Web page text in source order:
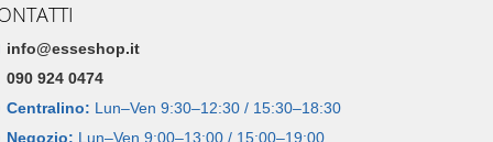
info@esseshop.it
090 924 0474
Centralino: Lun–Ven 9:30–12:30 / 15:30–18:30
Negozio: Lun–Ven 9:00–13:00 / 15:00–19:00